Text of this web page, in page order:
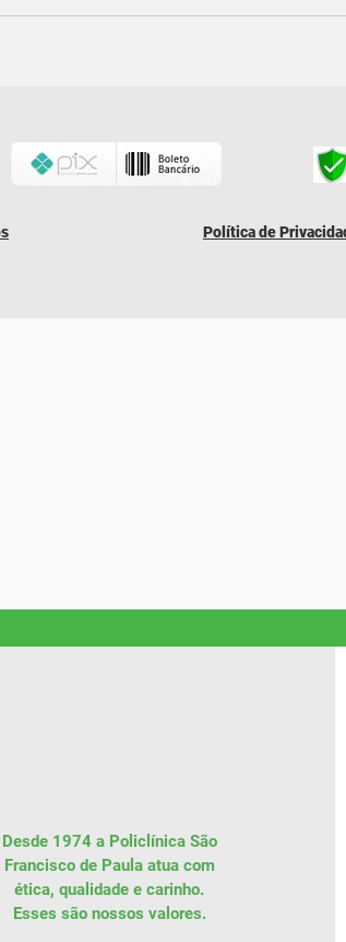
Política de
Desde 1974 a Policlínica São
Francisco de Paula atua com
ética, qualidade e carinho.
Esses sãonossos valores.